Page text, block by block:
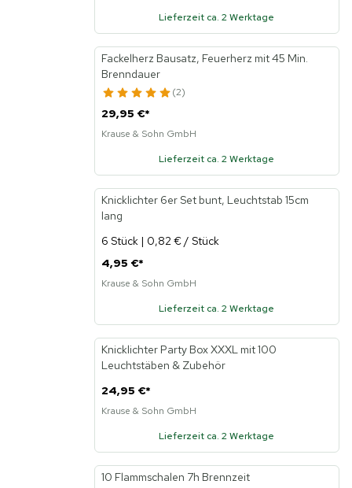
Lieferzeit ca. 2 Werktage
Fackelherz Bausatz, Feuerherz mit 45 Min.
Brenndauer
2
29,95 €*
Krause & Sohn GmbH
Lieferzeit ca. 2 Werktage
Knicklichter 6er Set bunt, Leuchtstab 15cm
lang
6 Stück | 0,82 € / Stück
4,95 €*
Krause & Sohn GmbH
Lieferzeit ca. 2 Werktage
Knicklichter Party Box XXXL mit 100
Leuchtstäben & Zubehör
24,95 €*
Krause & Sohn GmbH
Lieferzeit ca. 2 Werktage
10 Flammschalen 7h Brennzeit